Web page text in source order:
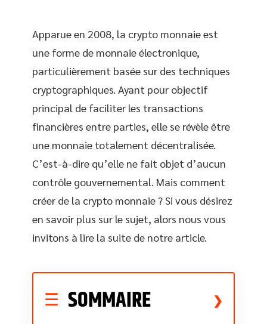
Apparue en 2008, la crypto monnaie est
une forme de monnaie électronique,
particulièrement basée sur des techniques
cryptographiques. Ayant pour objectif
principal de faciliter les transactions
financières entre parties, elle se révèle être
une monnaie totalement décentralisée.
C’est-à-dire qu’elle ne fait objet d’aucun
contrôle gouvernemental. Mais comment
créer de la crypto monnaie ? Si vous désirez
en savoir plus sur le sujet, alors nous vous
invitons à lire la suite de notre article.
SOMMAIRE